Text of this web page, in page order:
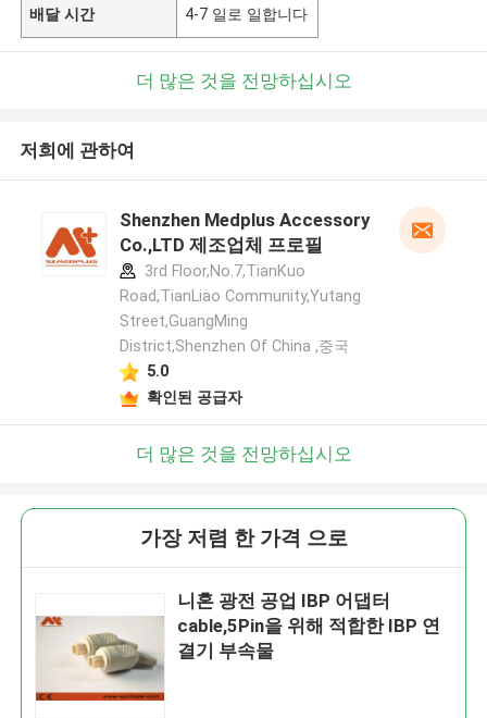
배달 시간 4-7 일로 일합니다
더 많은 것을 전망하십시오
저희에 관하여
Shenzhen Medplus Accessory
Co.,LTD 제조업체 프로필
3rd Floor,No.7,TianKuo
Road,TianLiao Community,Yutang
Street,GuangMing
District,Shenzhen Of China ,중국
5.0
확인된 공급자
더 많은 것을 전망하십시오
가장 저렴 한 가격 으로
니혼 광전 공업 IBP 어댑터
cable,5Pin을 위해 적합한 IBP 연
결기 부속물